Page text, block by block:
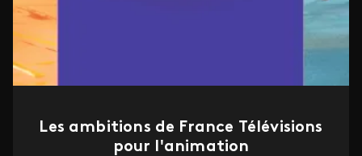
Les ambitions de France Télévisions
pour l'animation